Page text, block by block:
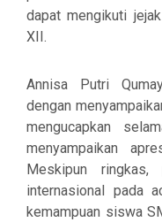
dapat mengikuti
XII.
Annisa Putri
dengan
mengucapkan
menyampaikan
Meskipun
internasional pada
kemampuan siswa